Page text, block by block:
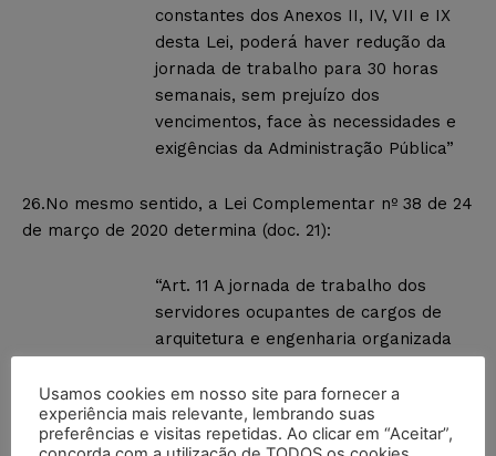
constantes dos Anexos II, IV, VII e IX
desta Lei, poderá haver redução da
jornada de trabalho para 30 horas
semanais, sem prejuízo dos
vencimentos, face às necessidades e
exigências da Administração Pública”
26.No mesmo sentido, a Lei Complementar nº 38 de 24
de março de 2020 determina (doc. 21):
“Art. 11 A jornada de trabalho dos
servidores ocupantes de cargos de
arquitetura e engenharia organizada
(trinta) horas semanais, conforme Lei
nº 5.146, de 30 de maio de 2016.”
Usamos cookies em nosso site para fornecer a
experiência mais relevante, lembrando suas
preferências e visitas repetidas. Ao clicar em “Aceitar”,